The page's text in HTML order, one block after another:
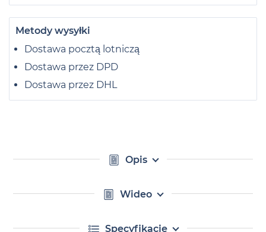
Metody wysyłki
Dostawa pocztą lotniczą
Dostawa przez DPD
Dostawa przez DHL
Opis
Wideo
Specyfikacje